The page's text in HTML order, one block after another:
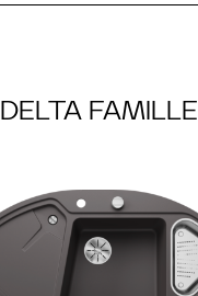
DELTA FAMILLE